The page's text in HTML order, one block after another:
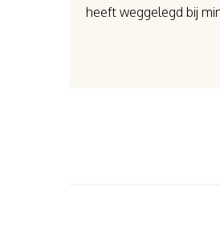
heeft weggelegd bij